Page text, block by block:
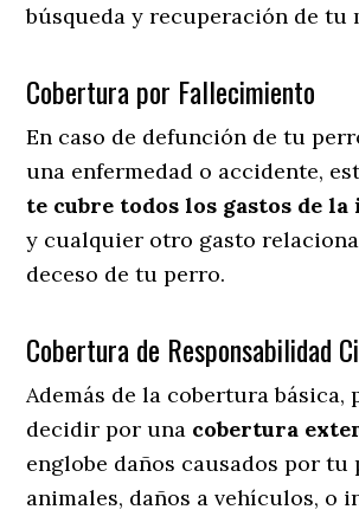
búsqueda y recuperación de tu
Cobertura por Fallecimiento
En caso de defunción de tu
una enfermedad o accidente,
te cubre todos los gastos de
y cualquier otro gasto
deceso de tu perro.
Cobertura de Responsabilidad
Además de la cobertura básica,
decidir por una cobertura
englobe daños causados por tu
animales, daños a vehículos, o